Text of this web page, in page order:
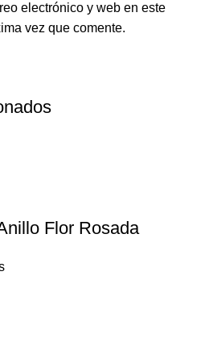
electrónico y web en este
vez que comente.
Flor Rosada